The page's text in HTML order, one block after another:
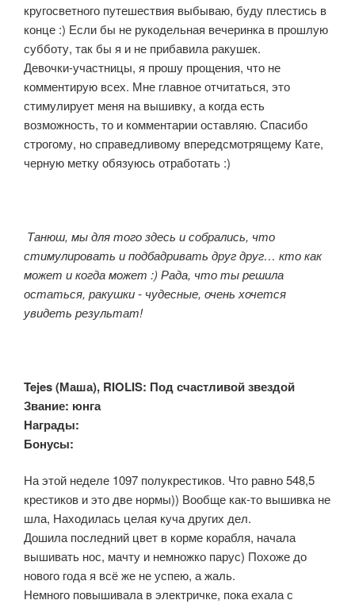
кругосветного путешествия выбываю, буду плестись в
конце :) Если бы не рукодельная вечеринка в прошлую
субботу, так бы я и не прибавила ракушек.
Девочки-участницы, я прошу прощения, что не
комментирую всех. Мне главное отчитаться, это
стимулирует меня на вышивку, а когда есть
возможность, то и комментарии оставляю. Спасибо
строгому, но справедливому впередсмотрящему Кате,
черную метку обязуюсь отработать :)
Танюш, мы для того здесь и собрались, что
стимулировать и подбадривать друг друг… кто как
может и когда может :) Рада, что ты решила
остаться, ракушки - чудесные, очень хочется
увидеть результат!
Tejes (Маша), RIOLIS: Под счастливой звездой
Звание: юнга
Награды:
Бонусы:
На этой неделе 1097 полукрестиков. Что равно 548,5
крестиков и это две нормы)) Вообще как-то вышивка не
шла, Находилась целая куча других дел.
Дошила последний цвет в корме корабля, начала
вышивать нос, мачту и немножко парус) Похоже до
нового года я всё же не успею, а жаль.
Немного повышивала в электричке, пока ехала с